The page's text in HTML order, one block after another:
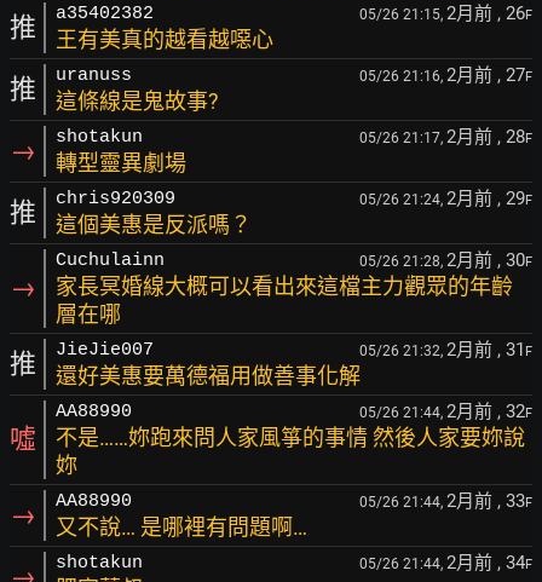
推 a35402382 05/26 21:15, 2月前 , 26F
王有美真的越看越噁心
推 uranuss 05/26 21:16, 2月前 , 27F
這條線是鬼故事?
→ shotakun 05/26 21:17, 2月前 , 28F
轉型靈異劇場
推 chris920309 05/26 21:24, 2月前 , 29F
這個美惠是反派嗎？
→
Cuchulainn 05/26 21:28, 2月前 , 30F
家長冥婚線大概可以看出來這檔主力觀眾的年齡
層在哪
推 JieJie007 05/26 21:32, 2月前 , 31 F
還好美惠要萬德福用做善事化解
噓
AA88990 05/26 21:44, 2月前 , 32F
不是……妳跑來問人家風箏的事情 然後人家要妳說
妳
→ AA88990 05/26 21:44, 2月前 , 33F
又不說… 是哪裡有問題啊…
→ shotakun 05/26 21:44, 2月前 , 34F